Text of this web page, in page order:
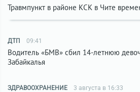
Травмпункт в районе КСК в Чите
ДТП 09:41
Водитель «БМВ» сбил 14-летнюю
Забайкалья
ЗДРАВООХРАНЕНИЕ 3 августа в 16:33